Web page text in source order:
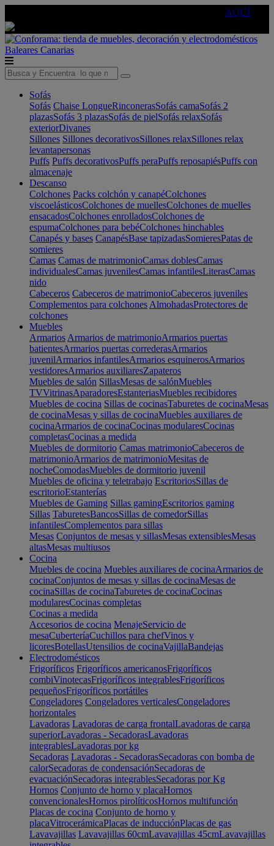
AQUÍ
Baleares Canarias
Sofás
Sofás Chaise LongueRinconerasSofás camaSofás 2
plazasSofás 3 plazasSofás de pielSofás relaxSofás
exteriorDivanes
Sillones Sillones decorativosSillones relaxSillones relax
levantapersonas
Puffs Puffs decorativosPuffs peraPuffs reposapiésPuffs con
almacenaje
Descanso
Colchones Packs colchón y canapéColchones
viscoelásticosColchones de muellesColchones de muelles
ensacadosColchones enrolladosColchones de
espumaColchones para bebéColchones hinchables
Canapés y bases CanapésBase tapizadasSomieresPatas de
somieres
Camas Camas de matrimonioCamas doblesCamas
individualesCamas juvenilesCamas infantilesLiterasCamas
nido
Cabeceros Cabeceros de matrimonioCabeceros juveniles
Complementos para colchones AlmohadasProtectores de
colchones
Muebles
Armarios Armarios de matrimonioArmarios puertas
batientesArmarios puertas correderasArmarios
juvenilArmarios infantilesArmarios esquinerosArmarios
vestidoresArmarios auxiliaresZapateros
Muebles de salón SillasMesas de salónMuebles
TVVitrinasAparadoresEstanteriasMuebles recibidores
Muebles de cocina Sillas de cocinasTaburetes de cocinaMesas
de cocinaMesas y sillas de cocinaMuebles auxiliares de
cocinaArmarios de cocinaCocinas modularesCocinas
completasCocinas a medida
Muebles de dormitorio Camas matrimonioCabeceros de
matrimonioArmarios de matrimonioMesitas de
nocheComodasMuebles de dormitorio juvenil
Muebles de oficina y teletrabajo EscritoriosSillas de
escritorioEstanterías
Muebles de Gaming Sillas gamingEscritorios gaming
Sillas TaburetesBancosSillas de comedorSillas
infantilesComplementos para sillas
Mesas Conjuntos de mesas y sillasMesas extensiblesMesas
altasMesas multiusos
Cocina
Muebles de cocina Muebles auxiliares de cocinaArmarios de
cocinaConjuntos de mesas y sillas de cocinaMesas de
cocinaSillas de cocinaTaburetes de cocinaCocinas
modularesCocinas completas
Cocinas a medida
Accesorios de cocina MenajeServicio de
mesaCuberteríaCuchillos para chefVinos y
licoresBotellasUtensilios de cocinaVajillaBandejas
Electrodomésticos
Frigoríficos Frigoríficos americanosFrigoríficos
combiVinotecasFrigoríficos integrablesFrigoríficos
pequeñosFrigoríficos portátiles
Congeladores Congeladores verticalesCongeladores
horizontales
Lavadoras Lavadoras de carga frontalLavadoras de carga
superiorLavadoras - SecadorasLavadoras
integrablesLavadoras por kg
Secadoras Lavadoras - SecadorasSecadoras con bomba de
calorSecadoras de condensaciónSecadoras de
evacuaciónSecadoras integrablesSecadoras por Kg
Hornos Conjunto de horno y placaHornos
convencionalesHornos pirolíticosHornos multifunción
Placas de cocina Conjunto de horno y
placaVitrocerámicaPlacas de inducciónPlacas de gas
Lavavajillas Lavavajillas 60cmLavavajillas 45cmLavavajillas